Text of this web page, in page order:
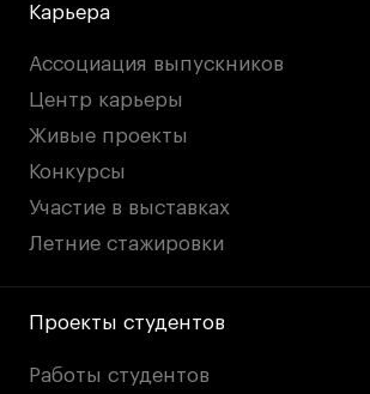
Карьера
Ассоциация выпускников
Центр карьеры
Живые проекты
Конкурсы
Участие в выставках
Летние стажировки
Проекты студентов
Работы студентов